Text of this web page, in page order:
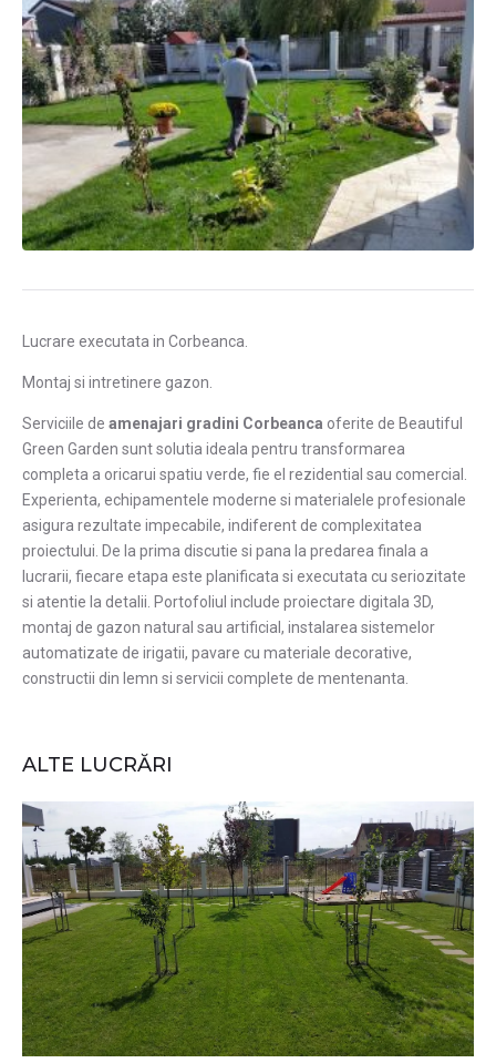
Lucrare executata in Corbeanca.
Montaj si intretinere gazon.
Serviciile de amenajari gradini Corbeanca oferite de Beautiful
Green Garden sunt solutia ideala pentru transformarea
completa a oricarui spatiu verde, fie el rezidential sau comercial.
Experienta, echipamentele moderne si materialele profesionale
asigura rezultate impecabile, indiferent de complexitatea
proiectului. De la prima discutie si pana la predarea finala a
lucrarii, fiecare etapa este planificata si executata cu seriozitate
si atentie la detalii. Portofoliul include proiectare digitala 3D,
montaj de gazon natural sau artificial, instalarea sistemelor
automatizate de irigatii, pavare cu materiale decorative,
constructii din lemn si servicii complete de mentenanta.
ALTE LUCRĂRI